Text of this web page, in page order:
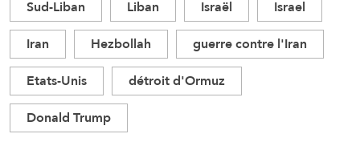
Sud-Liban Liban Israël
Israel
Iran
Hezbollah
guerre contre l'Iran
Etats-Unis
détroit d'Ormuz
Donald Trump